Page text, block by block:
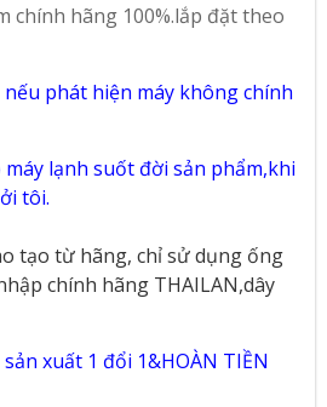
chính hãng 100%.lắp đặt theo
phát hiện máy không chính
máy lạnh suốt đời sản phẩm,khi
tôi.
tạo từ hãng, chỉ sử dụng ống
chính hãng THAILAN,dây
xuất 1 đổi 1&HOÀN TIỀN